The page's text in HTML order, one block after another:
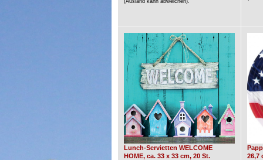
(Ausland kann abweichen).
Lunch-Servietten WELCOME
HOME, ca. 33 x 33 cm, 20 St.
26,7